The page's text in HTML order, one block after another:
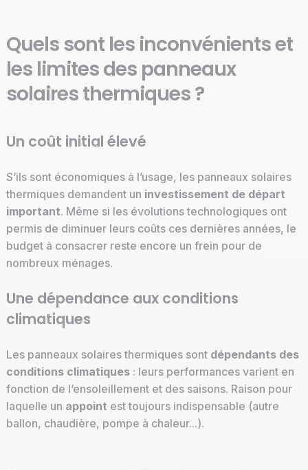
Quels sont les inconvénients et
les limites des panneaux
solaires thermiques ?
Un coût initial élevé
S’ils sont économiques à l’usage, les panneaux solaires
thermiques demandent un investissement de départ
important. Même si les évolutions technologiques ont
permis de diminuer leurs coûts ces dernières années, le
budget à consacrer reste encore un frein pour de
nombreux ménages.
Une dépendance aux conditions
climatiques
Les panneaux solaires thermiques sont dépendants des
conditions climatiques: leurs performances varient en
fonction de l’ensoleillement et des saisons. Raison pour
laquelle un appoint est toujours indispensable (autre
ballon, chaudière, pompe à chaleur...).